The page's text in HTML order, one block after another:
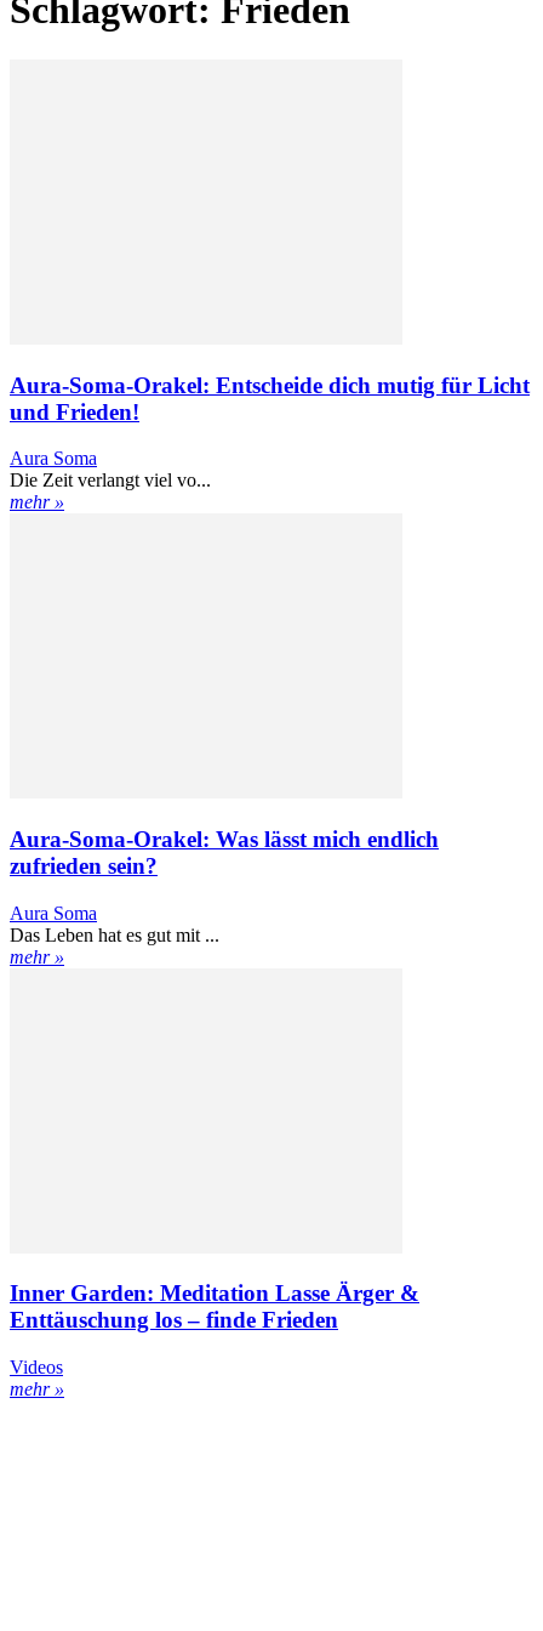
Schlagwort: Frieden
Aura-Soma-Orakel: Entscheide dich mutig für Licht
und Frieden!
Aura Soma
Die Zeit verlangt viel vo...
mehr »
Aura-Soma-Orakel: Was lässt mich endlich
zufrieden sein?
Aura Soma
Das Leben hat es gut mit ...
mehr »
Inner Garden: Meditation Lasse Ärger &
Enttäuschung los – finde Frieden
Videos
mehr »